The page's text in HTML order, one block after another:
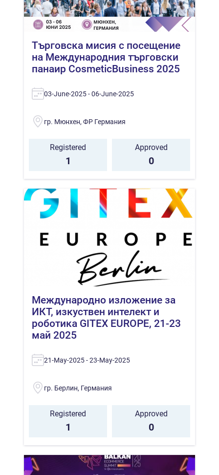
Търговска мисия с посещение
на Mеждународния търговски
панаир CosmeticBusiness 2025
03-June-2025 - 06-June-2025
гр. Мюнхен, ФР Германия
Registered
1
Approved
0
Mеждународно изложение за
ИКТ, изкуствен интелект и
роботика GITEX EUROPE, 21-23
май 2025
21-May-2025 - 23-May-2025
гр. Берлин, Германия
Registered
1
Approved
0